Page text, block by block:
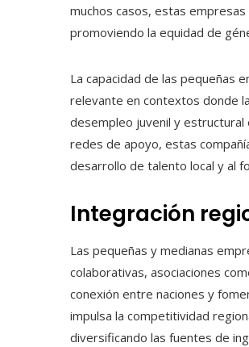
muchos casos, estas
promoviendo la equidad de
La capacidad de las pequeñas
relevante en contextos donde
desempleo juvenil y
redes de apoyo, estas
desarrollo de talento local y al
Integración
Las pequeñas y medianas
colaborativas, asociaciones
conexión entre naciones y
impulsa la competitividad
diversificando las fuentes de